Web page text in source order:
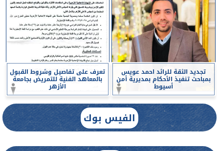
تجديد الثقة للرائد احمد عويس
بمباحث تنفيذ الأحكام بمديرية أمن
أسيوط
تعرف على تفاصيل وشروط القبول
بالمعاهد الفنية للتمريض بجامعة
الأزهر
الفيس بوك